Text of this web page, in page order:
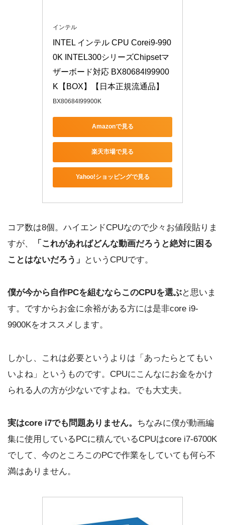
インテル
INTEL インテル CPU Corei9-990
0K INTEL300シリーズChipsetマ
ザーボード対応 BX80684I99900
K【BOX】【日本正規流通品】
BX80684I99900K
Amazonで見る
楽天市場で見る
Yahoo!ショッピングで見る
コア数は8個。ハイエンドCPUなので少々お値段貼りま
すが、
「これがあればどんな動画だろうと絶対に困る
ことはないだろう」
というCPUです。
僕が今から自作PCを組むならこのCPUを選ぶと思いま
す。ですからお金に余裕がある方には是非core i9-
9900Kをオススメします。
しかし、これは必要というよりは「あったらとてもい
いよね」というものです。CPUにこんなにお金をかけ
られる人の方が少ないですよね。でも大丈夫。
実はcore i7でも問題ありません。 ちなみに僕が動画編
集に使用しているPCに積んでいるCPUはcore i7-6700K
でして、今のところこのPCで作業をしていても何ら不
満はありません。